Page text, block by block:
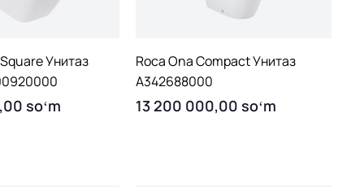
ViewУнитаз
soʻm
Quick View
Roca Ona Compact Унитаз
A342688000
Price
13 200 000,00 soʻm